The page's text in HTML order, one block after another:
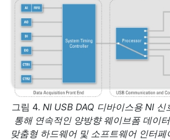
그림 4. NI USB DAQ 디바이스용 NI
통해 연속적인 양방향 웨이브폼 데이
맞춤형 하드웨어 및 소프트웨어 인터